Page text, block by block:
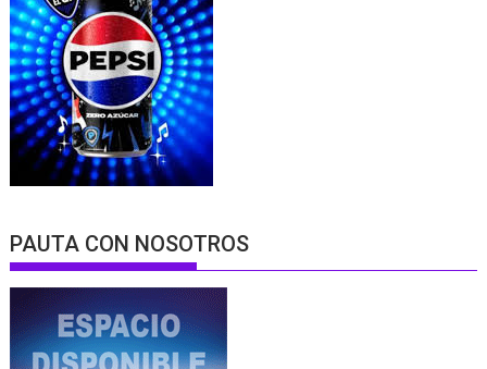
PAUTA CON NOSOTROS